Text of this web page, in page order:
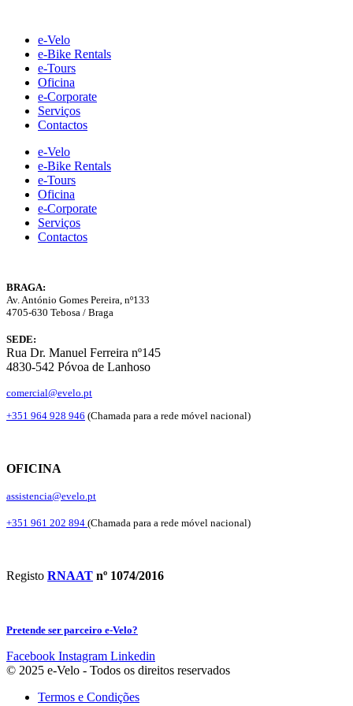
contente-Velo
e-Bike Rentals
e-Tours
Oficina
e-Corporate
Serviços
Contactos
e-Velo
e-Bike Rentals
e-Tours
Oficina
e-Corporate
Serviços
Contactos
BRAGA:
Av. António Gomes Pereira, nº133
4705-630 Tebosa / Braga
SEDE:
Rua Dr. Manuel Ferreira nº145
4830-542 Póvoa de Lanhoso
comercial@evelo.pt
+351 964 928 946 (Chamada para a rede móvel nacional)
OFICINA
assistencia@evelo.pt
+351 961 202 894 (Chamada para a rede móvel nacional)
Registo RNAAT nº 1074/2016
Pretende ser parceiro e-Velo?
Facebook Instagram Linkedin
© 2025 e-Velo - Todos os direitos reservados
Termos e Condições